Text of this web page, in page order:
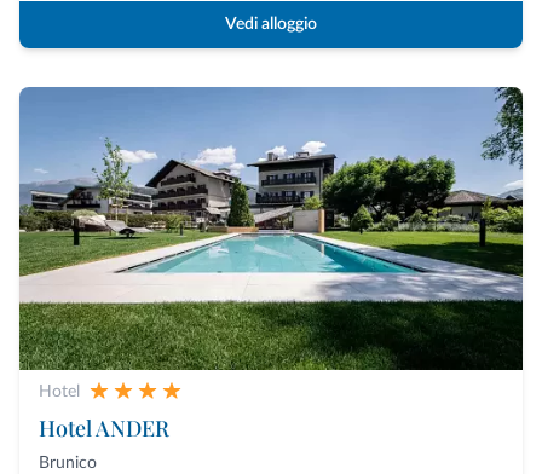
Vedi alloggio
Hotel
Hotel ANDER
Brunico